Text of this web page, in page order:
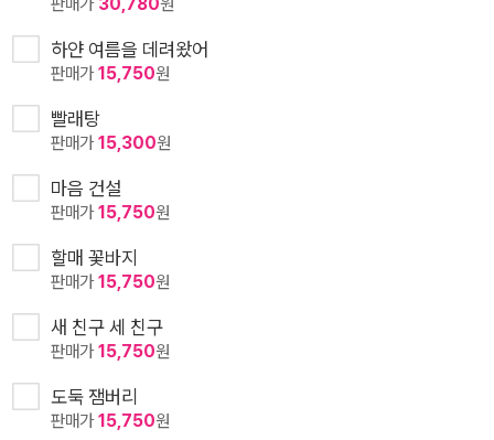
하얀 여름을 데려왔어
판매가15,750원
빨래탕
판매가15,300원
마음 건설
판매가15,750원
할매 꽃바지
판매가15,750원
새 친구 세 친구
판매가15,750원
도둑 잼버리
판매가15,750원